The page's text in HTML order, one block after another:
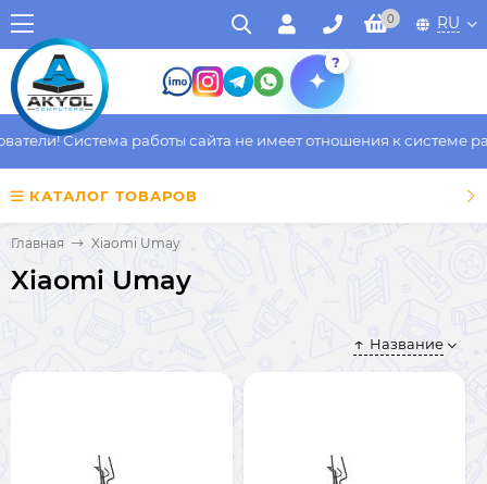
0 RU
?
Система работы сайта не имеет отношения к системе
КАТАЛОГ ТОВАРОВ
Главная Xiaomi Umay
Xiaomi Umay
Название